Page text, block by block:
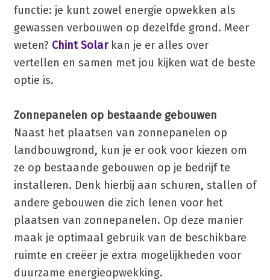
functie: je kunt zowel energie opwekken als
gewassen verbouwen op dezelfde grond. Meer
weten? Chint Solarkan je er alles over
vertellen en samen met jou kijken wat de beste
optie is.
Zonnepanelen op bestaande gebouwen
Naast het plaatsen van zonnepanelen op
landbouwgrond, kun je er ook voor kiezen om
ze op bestaande gebouwen op je bedrijf te
installeren. Denk hierbij aan schuren, stallen of
andere gebouwen die zich lenen voor het
plaatsen van zonnepanelen. Op deze manier
maak je optimaal gebruik van de beschikbare
ruimte en creëer je extra mogelijkheden voor
duurzame energieopwekking.